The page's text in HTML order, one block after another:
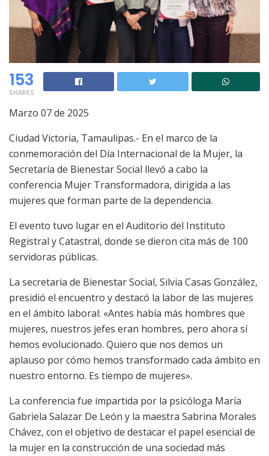
153
SHARES
Marzo 07 de 2025
Ciudad Victoria, Tamaulipas.- En el marco de la
conmemoración del Día Internacional de la Mujer, la
Secretaría de Bienestar Social llevó a cabo la
conferencia Mujer Transformadora, dirigida a las
mujeres que forman parte de la dependencia.
El evento tuvo lugar en el Auditorio del Instituto
Registral y Catastral, donde se dieron cita más de 100
servidoras públicas.
La secretaria de Bienestar Social, Silvia Casas González,
presidió el encuentro y destacó la labor de las mujeres
en el ámbito laboral: «Antes había más hombres que
mujeres, nuestros jefes eran hombres, pero ahora sí
hemos evolucionado. Quiero que nos demos un
aplauso por cómo hemos transformado cada ámbito en
nuestro entorno. Es tiempo de mujeres».
La conferencia fue impartida por la psicóloga María
Gabriela Salazar De León y la maestra Sabrina Morales
Chávez, con el objetivo de destacar el papel esencial de
la mujer en la construcción de una sociedad más